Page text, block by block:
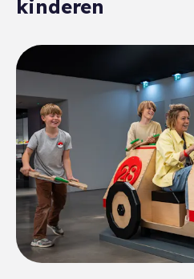
kinderen